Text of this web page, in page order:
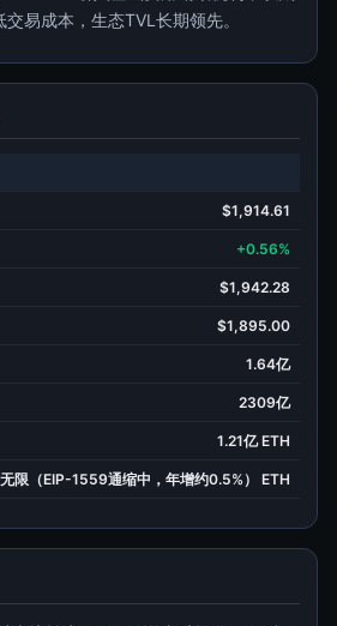
易成本，生态TVL长期领先。
$1,914.61
+0.56%
$1,942.28
$1,895.00
1.64亿
2309亿
1.21亿 ETH
无限（EIP-1559通缩中，年增约0.5%） ETH